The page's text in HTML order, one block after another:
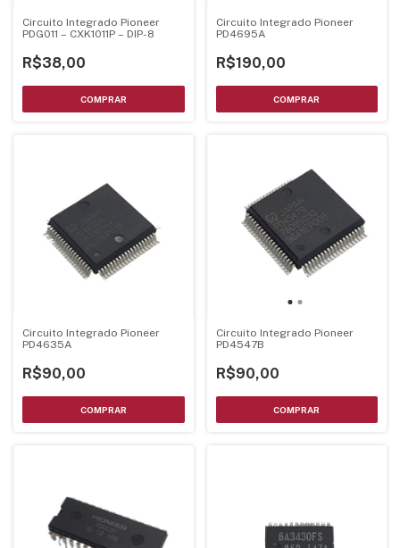
Circuito Integrado Pioneer
PDG011 – CXK1011P – DIP-8
R$38,00
Circuito Integrado Pioneer
PD4695A
R$190,00
Circuito Integrado Pioneer
PD4635A
R$90,00
Circuito Integrado Pioneer
PD4547B
R$90,00